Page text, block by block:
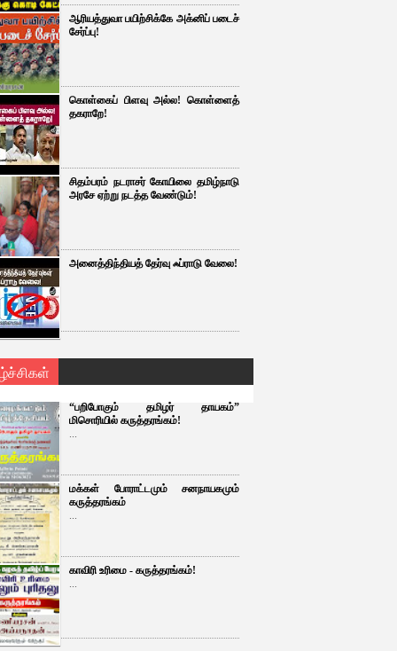
ஆரியத்துவா பயிற்சிக்கே அக்னிப் படைச்
சேர்ப்பு!
கொள்கைப் பிளவு அல்ல! கொள்ளைத்
தகராறே!
சிதம்பரம் நடராசர் கோயிலை தமிழ்நாடு
அரசே ஏற்று நடத்த வேண்டும்!
அனைத்திந்தியத் தேர்வு ஃப்ராடு வேலை!
“பறிபோகும் தமிழர் தாயகம்”
மிசொரியில் கருத்தரங்கம்!
...
மக்கள் போராட்டமும் சனநாயகமும்
கருத்தரங்கம்
...
காவிரி உரிமை - கருத்தரங்கம்!
...